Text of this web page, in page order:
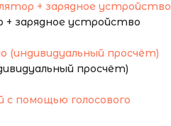
зарядное устройство
просчёт)